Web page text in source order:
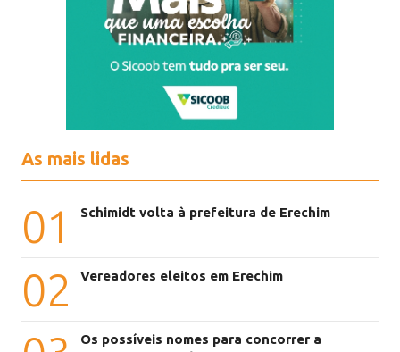
As mais lidas
01 Schimidt volta à prefeitura de Erechim
02 Vereadores eleitos em Erechim
Os possíveis nomes para concorrer a